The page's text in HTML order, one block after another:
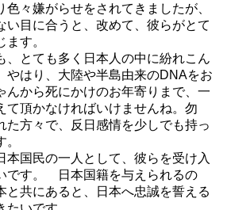
色々嫌がらせをされてきましたが、
い目に合うと、改めて、彼らがとて
す。
、とても多く日本人の中に紛れこん
やはり、大陸や半島由来のDNAをお
んから死にかけのお年寄りまで、一
て頂かなければいけませんね。勿
た方々で、反日感情を少しでも持っ
本国民の一人として、彼らを受け入
です。 日本国籍を与えられるの
と共にあると、日本へ忠誠を誓える